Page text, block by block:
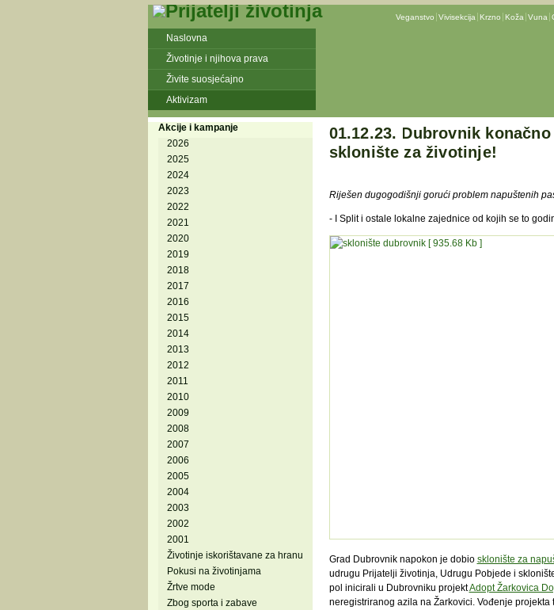
Veganstvo Vivisekcija Krzno Koža Vuna
Naslovna
Životinje i njihova prava
Živite suosjećajno
Aktivizam
Akcije i kampanje
2026
2025
2024
2023
2022
2021
2020
2019
2018
2017
2016
2015
2014
2013
2012
2011
2010
2009
2008
2007
2006
2005
2004
2003
2002
2001
Životinje iskorištavane za hranu
Pokusi na životinjama
Žrtve mode
Zbog sporta i zabave
01.12.23. Dubrovnik
sklonište za životinje!
Riješen dugogodišnji gorući problem napuštenih
- I Split i ostale lokalne zajednice od kojih se to
Grad Dubrovnik napokon je dobio sklonište za
udrugu Prijatelji životinja, Udrugu Pobjede i
pol inicirali u Dubrovniku projektAdopt Žarkovica
neregistriranog azila na Žarkovici. Vođenje